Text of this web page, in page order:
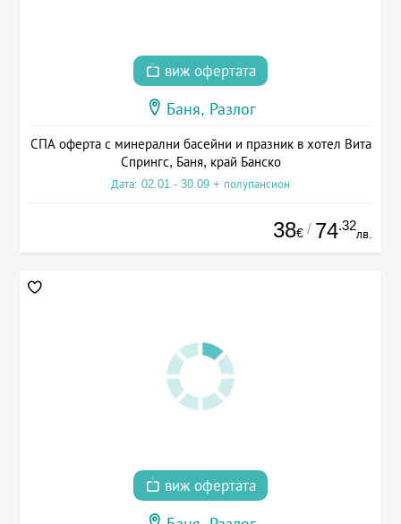
виж офертата
Баня, Разлог
СПА оферта с минерални басейни и празник в хотел Вита
Спрингс, Баня, край Банско
Дата: 02.01 - 30.09 + полупансион
38€ / 74.32
лв.
виж офертата